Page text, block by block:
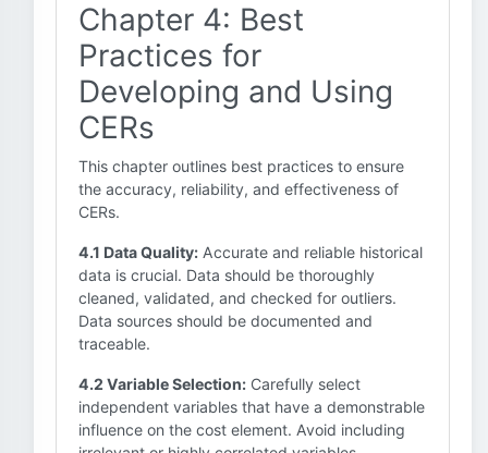
Chapter 4: Best
Practices for
Developing and Using
CERs
This chapter outlines best practices to ensure
the accuracy, reliability, and effectiveness of
CERs.
4.1 Data Quality: Accurate and reliable historical
data is crucial. Data should be thoroughly
cleaned, validated, and checked for outliers.
Data sources should be documented and
traceable.
4.2 Variable Selection: Carefully select
independent variables that have a demonstrable
influence on the cost element. Avoid including